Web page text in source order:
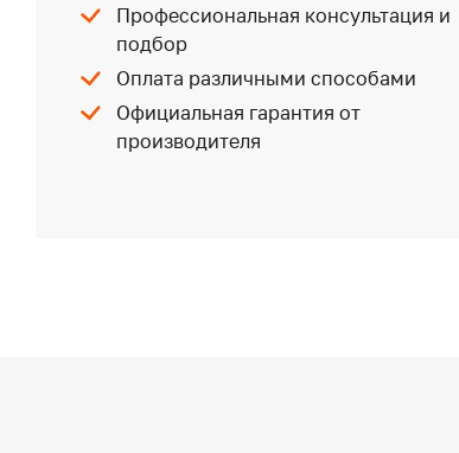
Профессиональная консультация и
подбор
Оплата различными способами
Официальная гарантия от
производителя